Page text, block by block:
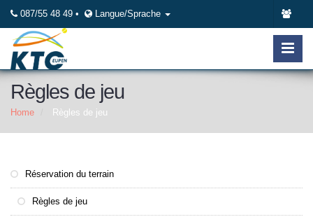
087/55 48 49 • Langue/Sprache
Règles de jeu
Home Règles de jeu
Réservation du terrain
Règles de jeu